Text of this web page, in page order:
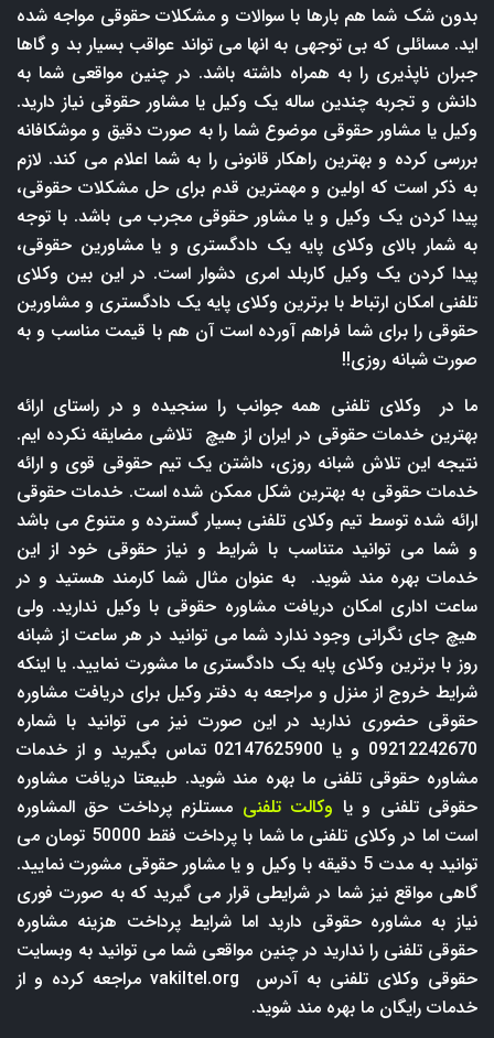
بدون شک شما هم بارها با سوالات و مشکلات حقوقی مواجه شده
اید. مسائلی که بی توجهی به انها می تواند عواقب بسیار بد و گاها
جبران ناپذیری را به همراه داشته باشد. در چنین مواقعی شما به
دانش و تجربه چندین ساله یک وکیل یا مشاور حقوقی نیاز دارید.
وکیل یا مشاور حقوقی موضوع شما را به صورت دقیق و موشکافانه
بررسی کرده و بهترین راهکار قانونی را به شما اعلام می کند. لازم
به ذکر است که اولین و مهمترین قدم برای حل مشکلات حقوقی،
پیدا کردن یک وکیل و یا مشاور حقوقی مجرب می باشد. با توجه
به شمار بالای وکلای پایه یک دادگستری و یا مشاورین حقوقی،
پیدا کردن یک وکیل کاربلد امری دشوار است. در این بین وکلای
تلفنی امکان ارتباط با برترین وکلای پایه یک دادگستری و مشاورین
حقوقی را برای شما فراهم آورده است آن هم با قیمت مناسب و به
صورت شبانه روزی!!
ما در وکلای تلفنی همه جوانب را سنجیده و در راستای ارائه
بهترین خدمات حقوقی در ایران از هیچ تلاشی مضایقه نکرده ایم.
نتیجه این تلاش شبانه روزی، داشتن یک تیم حقوقی قوی و ارائه
خدمات حقوقی به بهترین شکل ممکن شده است. خدمات حقوقی
ارائه شده توسط تیم وکلای تلفنی بسیار گسترده و متنوع می باشد
و شما می توانید متناسب با شرایط و نیاز حقوقی خود از این
خدمات بهره مند شوید. به عنوان مثال شما کارمند هستید و در
ساعت اداری امکان دریافت مشاوره حقوقی با وکیل ندارید. ولی
هیچ جای نگرانی وجود ندارد شما می توانید در هر ساعت از شبانه
روز با برترین وکلای پایه یک دادگستری ما مشورت نمایید. یا اینکه
شرایط خروج از منزل و مراجعه به دفتر وکیل برای دریافت مشاوره
حقوقی حضوری ندارید در این صورت نیز می توانید با شماره
09212242670 و یا 02147625900 تماس بگیرید و از خدمات
مشاوره حقوقی تلفنی ما بهره مند شوید. طبیعتا دریافت مشاوره
حقوقی تلفنی و یا وکالت تلفنی مستلزم پرداخت حق المشاوره
است اما در وکلای تلفنی ما شما با پرداخت فقط 50000 تومان می
توانید به مدت 5 دقیقه با وکیل و یا مشاور حقوقی مشورت نمایید.
گاهی مواقع نیز شما در شرایطی قرار می گیرید که به صورت فوری
نیاز به مشاوره حقوقی دارید اما شرایط پرداخت هزینه مشاوره
حقوقی تلفنی را ندارید در چنین مواقعی شما می توانید به وبسایت
حقوقی وکلای تلفنی به آدرس
vakiltel.org مراجعه کرده و از
خدمات رایگان ما بهره مند شوید.